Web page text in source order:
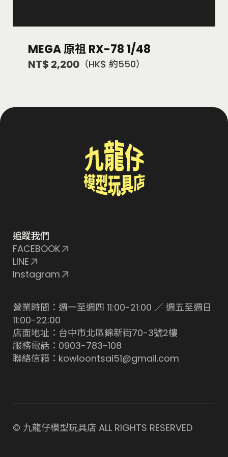
MEGA 原祖 RX-78 1/48
NT$ 2,200 （HK$ 約550）
追蹤我們
FACEBOOK
LINE
Instagram
營業時間：週一至週四 11:00-21:00 ／ 週五至週日
11:00-22:00
店面地址：台中市北區錦新街70-3號2樓
服務電話：0903-783-108
聯絡信箱：kowloontsai51@gmail.com
© 九龍仔模型玩具店 ALL RIGHTS RESERVED